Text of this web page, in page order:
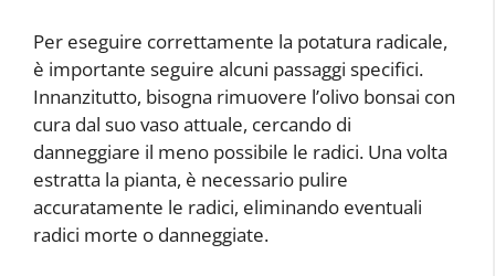
Per eseguire correttamente la potatura radicale,
è importante seguire alcuni passaggi specifici.
Innanzitutto, bisogna rimuovere l’olivo bonsai con
cura dal suo vaso attuale, cercando di
danneggiare il meno possibile le radici. Una volta
estratta la pianta, è necessario pulire
accuratamente le radici, eliminando eventuali
radici morte o danneggiate.